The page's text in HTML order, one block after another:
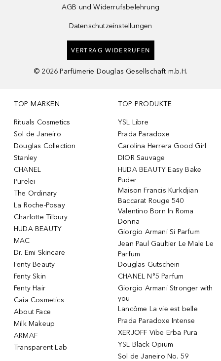
AGB und Widerrufsbelehrung
Datenschutzeinstellungen
VERTRAG WIDERRUFEN
© 2026 Parfümerie Douglas Gesellschaft m.b.H.
TOP MARKEN
Rituals Cosmetics
Sol de Janeiro
Douglas Collection
Stanley
CHANEL
Purelei
The Ordinary
La Roche-Posay
Charlotte Tilbury
HUDA BEAUTY
MAC
Dr. Emi Skincare
Fenty Beauty
Fenty Skin
Fenty Hair
Caia Cosmetics
About Face
Milk Makeup
ARMAF
Transparent Lab
TOP PRODUKTE
YSL Libre
Prada Paradoxe
Carolina Herrera Good Girl
DIOR Sauvage
HUDA BEAUTY Easy Bake
Puder
Maison Francis Kurkdjian
Baccarat Rouge 540
Valentino Born In Roma
Donna
Giorgio Armani Si Parfum
Jean Paul Gaultier Le Male Le
Parfum
Douglas Gutschein
CHANEL N°5 Parfum
Giorgio Armani Stronger with
you
Lancôme La vie est belle
Prada Paradoxe Intense
XERJOFF Vibe Erba Pura
YSL Black Opium
Sol de Janeiro No. 59